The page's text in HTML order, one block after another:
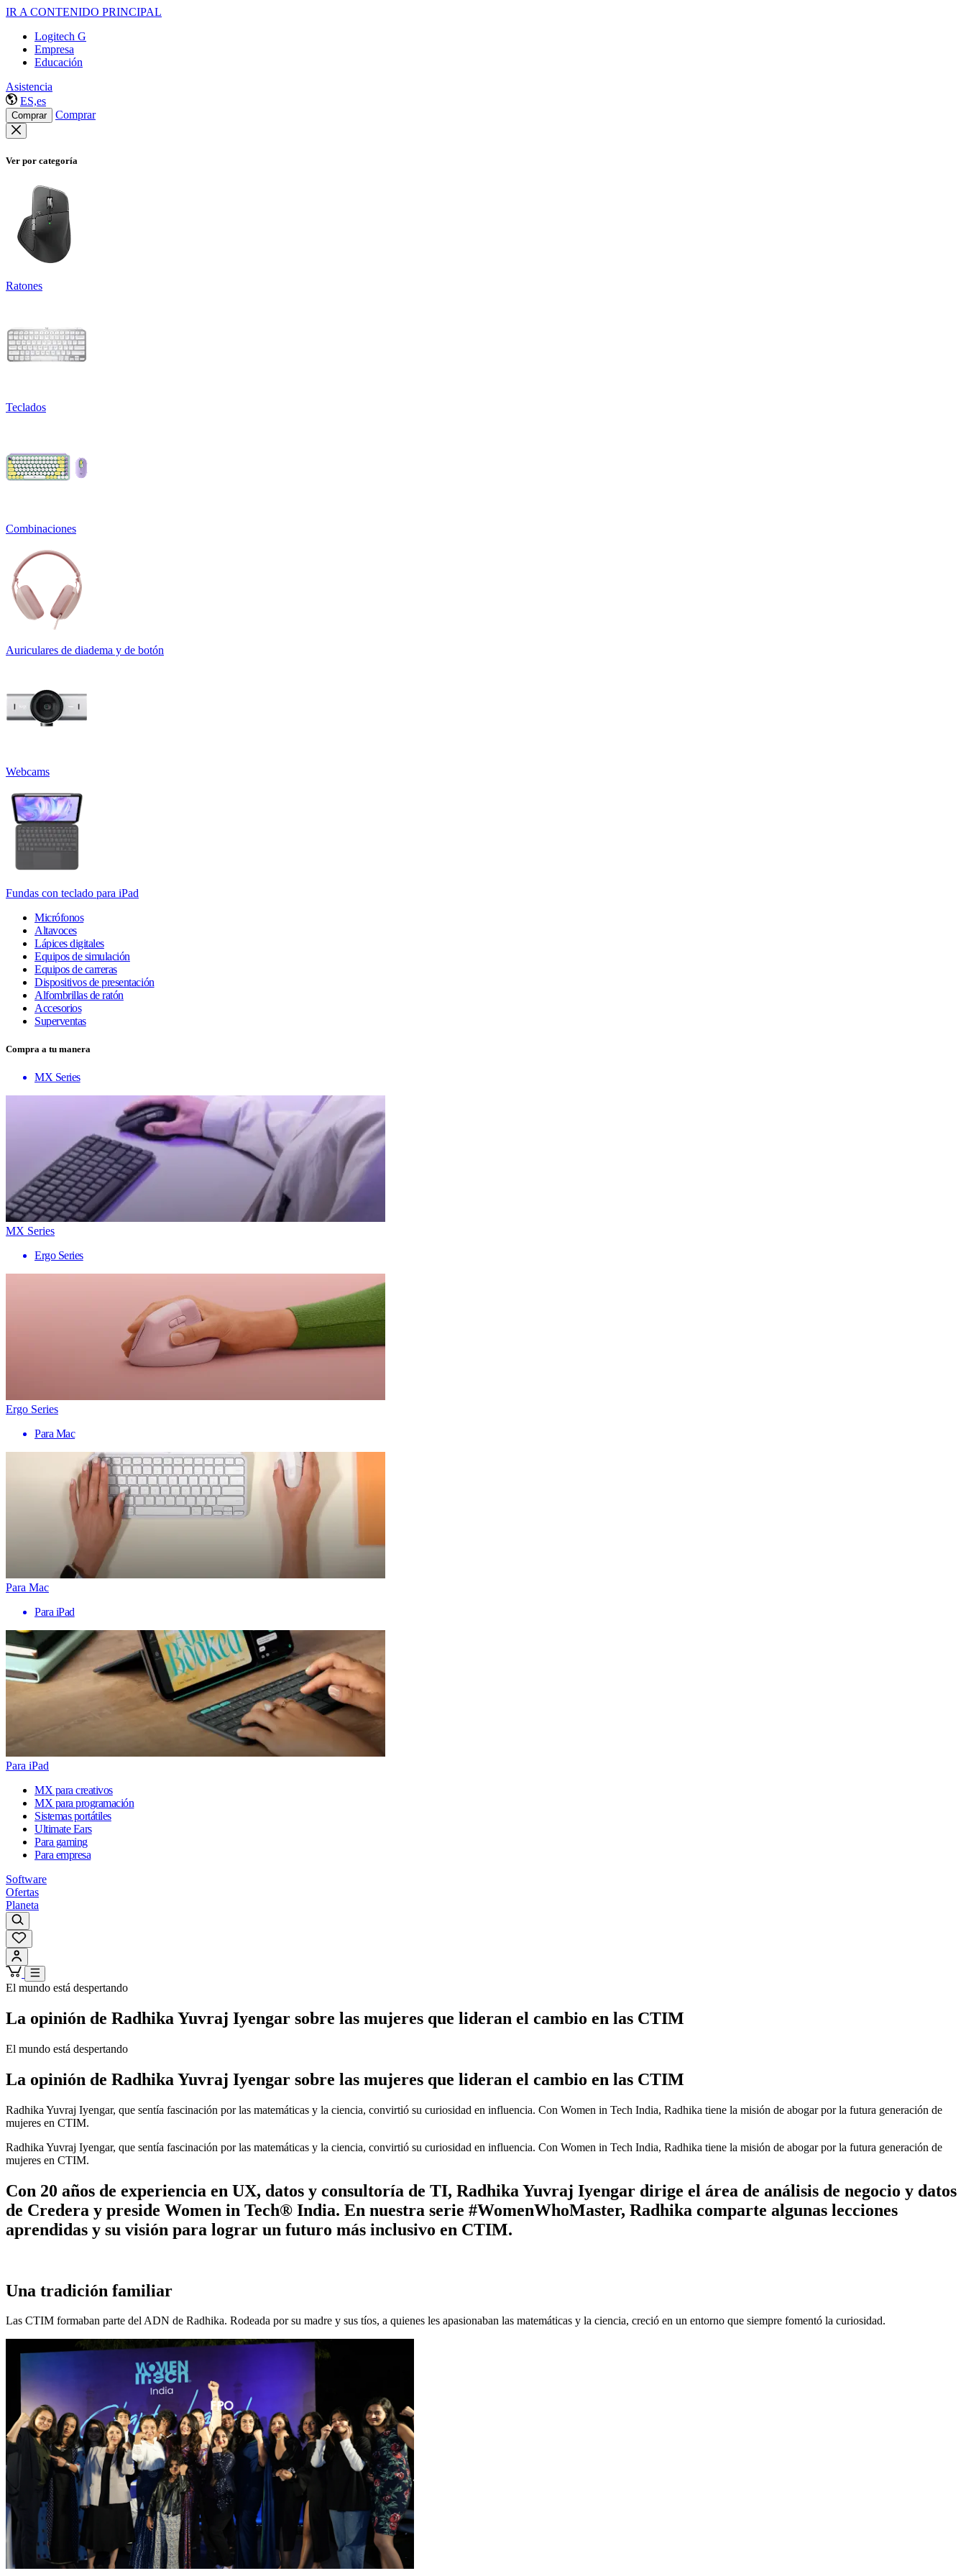
IR A CONTENIDO PRINCIPAL
Logitech G
Empresa
Educación
Asistencia
ES,es
Comprar Comprar
Ver por categoría
Ratones
Teclados
Combinaciones
Auriculares de diadema y de botón
Webcams
Fundas con teclado para iPad
Micrófonos
Altavoces
Lápices digitales
Equipos de simulación
Equipos de carreras
Dispositivos de presentación
Alfombrillas de ratón
Accesorios
Superventas
Compra a tu manera
MX Series
MX Series
Ergo Series
Ergo Series
Para Mac
Para Mac
Para iPad
Para iPad
MX para creativos
MX para programación
Sistemas portátiles
Ultimate Ears
Para gaming
Para empresa
Software
Ofertas
Planeta
El mundo está despertando
La opinión de Radhika Yuvraj Iyengar sobre las mujeres que lideran el cambio en las CTIM
El mundo está despertando
La opinión de Radhika Yuvraj Iyengar sobre las mujeres que lideran el cambio en las CTIM
Radhika Yuvraj Iyengar, que sentía fascinación por las matemáticas y la ciencia, convirtió su curiosidad en influencia. Con Women in Tech India, Radhika tiene la misión de abogar por la futura generación de
mujeres en CTIM.
Radhika Yuvraj Iyengar, que sentía fascinación por las matemáticas y la ciencia, convirtió su curiosidad en influencia. Con Women in Tech India, Radhika tiene la misión de abogar por la futura generación de
mujeres en CTIM.
Con 20 años de experiencia en UX, datos y consultoría de TI, Radhika Yuvraj Iyengar dirige el área de análisis de negocio y datos
de Credera y preside Women in Tech® India. En nuestra serie #WomenWhoMaster, Radhika comparte algunas lecciones
aprendidas y su visión para lograr un futuro más inclusivo en CTIM.
Una tradición familiar
Las CTIM formaban parte del ADN de Radhika. Rodeada por su madre y sus tíos, a quienes les apasionaban las matemáticas y la ciencia, creció en un entorno que siempre fomentó la curiosidad.